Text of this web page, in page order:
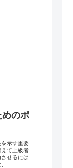
めのポ
を示す重要
えて上級者
せるには
...